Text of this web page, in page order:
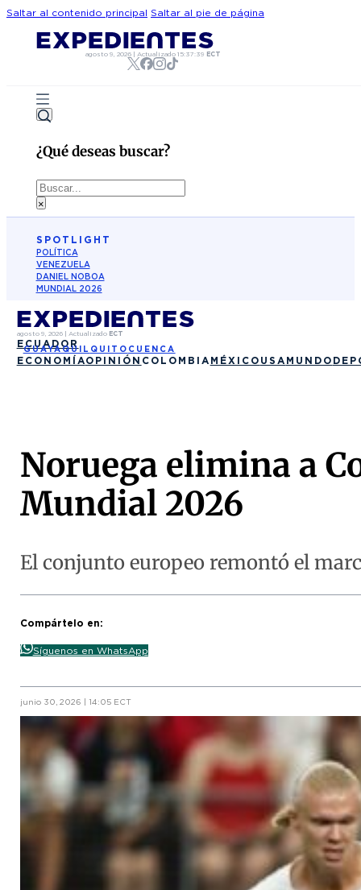
Saltar al contenido principal Saltar al pie de página
agosto 9, 2026 |Actualizado15:37:39 ECT
¿Qué deseas buscar?
Buscar
×
SPOTLIGHT
POLÍTICA
VENEZUELA
DANIEL NOBOA
MUNDIAL 2026
agosto 9, 2026| Actualizado ECT
ECUADOR
GUAYAQUIL QUITO CUENCA
ECONOMÍAOPINIÓN COLOMBIA MÉXICO USA MUNDO
Noruega elimina a
Mundial 2026
El conjunto europeo remontó el
Compártelo en:
Síguenos en WhatsApp
junio 30, 2026 | 14:05 ECT